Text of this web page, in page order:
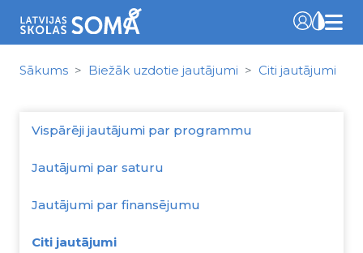
Sākums Biežāk uzdotie jautājumi Citi jautājumi
Vispārēji jautājumi par programmu
Jautājumi par saturu
Jautājumi par finansējumu
Citi jautājumi